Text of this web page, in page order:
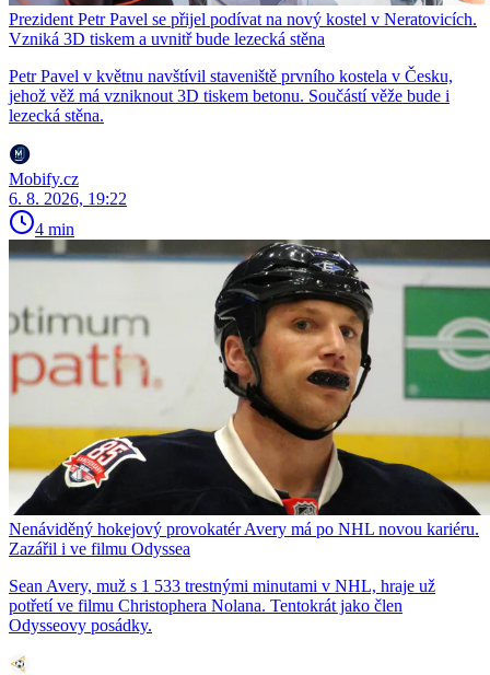
Prezident Petr Pavel se přijel podívat na nový kostel v Neratovicích.
Vzniká 3D tiskem a uvnitř bude lezecká stěna
Petr Pavel v květnu navštívil staveniště prvního kostela v Česku,
jehož věž má vzniknout 3D tiskem betonu. Součástí věže bude i
lezecká stěna.
Mobify.cz
6. 8. 2026, 19:22
4 min
Nenáviděný hokejový provokatér Avery má po NHL novou kariéru.
Zazářil i ve filmu Odyssea
Sean Avery, muž s 1 533 trestnými minutami v NHL, hraje už
potřetí ve filmu Christophera Nolana. Tentokrát jako člen
Odysseovy posádky.